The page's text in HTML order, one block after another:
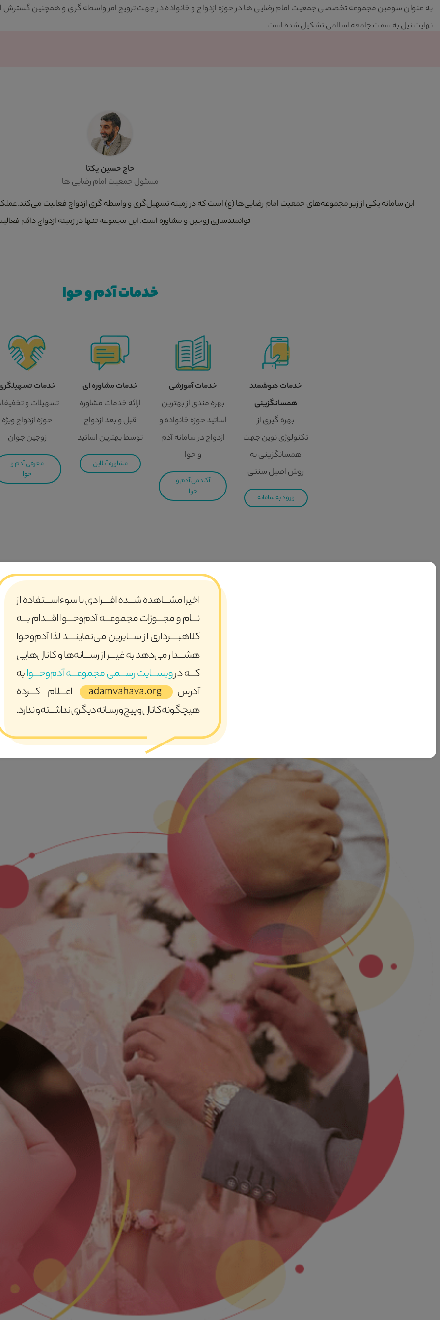
به عنوان سومین مجموعه تخصصی جمعیت امام رضایی ها در حوزه ازدواج و خانواده در جهت ترویج امر واسطه گری و همچنین گسترش
نهایت نیل به سمت جامعه اسلامی تشکیل شده است.
حاج حسین یکتا
مسئول جمعیت امام رضایی ها
این سامانه یکی از زیر مجموعه‌های جمعیت امام رضایی‌ها (ع) است که در زمینه تسهیل‌گری و واسطه گری ازدواج فعالیت
توانمندسازی زوجین و مشاوره است. این مجموعه تنها در زمینه ازدواج دائم
خدمات آدم و حوا
خدمات هوشمند
همسانگزینی
بهره گیری از
تکنولوژی نوین جهت
همسانگزینی به
روش اصیل سنتی
ورود به سامانه
خدمات آموزشی
بهره مندی از بهترین
اساتید حوزه خانواده و
ازدواج در سامانه آدم
و حوا
آکادمی آدم و
حوا
خدمات مشاوره ای
ارائه خدمات مشاوره
قبل و بعد ازدواج
توسط بهترین اساتید
مشاوره آنلاین
خدمات
تسهیلات و
حوزه ازدواج ویژه
زوجین جوان
معرفی آدم و
حوا
مجموعه توانمندسازی و تسهیلگری ازدواج آدم و حوا بعنوان سومین مجموعه تخصصی جمعیت امام رضایی ها با مسئولیت حاج حسین
رهبری نسبت به ترویج امر واسطه گری و همچنین گسترش ازدواج صحیح اسلامی و شکل‌گیری خانواده بر مبنای تعالیم اسلام و قرآن و در
بحث واسطه‌گری یا شفاعت در ازدواج، در فرمایشات خدای متعال و معصومین علیهم‌السلام ذکر شده است. در سوره‌ی مبارکه نور، آن‌جا که
آدم و حوا پس از بررسی های بسیار به این نتیجه رسیده که تاثیرگذاری عمیق و کلان در حوزه خانواده بصورت تک بعدی اتفاق نخواهد
بصورت صحیح و تحت اشراف کارشناسان خبره حوزه خانواده و ازدواج در کنار هم قرار گیرند تا به سمت نقطه مطلوب حرکت کنیم .